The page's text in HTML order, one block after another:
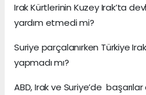
Irak Kürtlerinin Kuzey Irak’ta
yardım etmedi mi?
Suriye parçalanırken Türkiye
yapmadı mı?
ABD, Irak ve Suriye’de